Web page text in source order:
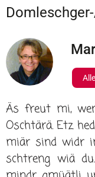
Äs freut mi,
Oschtärä. Etz
miär sind widr
schtreng wiä